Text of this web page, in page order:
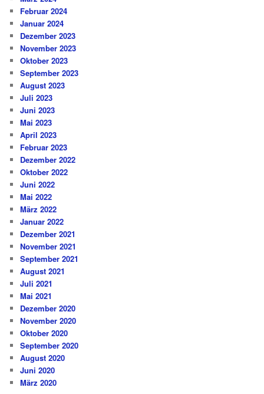
Februar 2024
Januar 2024
Dezember 2023
November 2023
Oktober 2023
September 2023
August 2023
Juli 2023
Juni 2023
Mai 2023
April 2023
Februar 2023
Dezember 2022
Oktober 2022
Juni 2022
Mai 2022
März 2022
Januar 2022
Dezember 2021
November 2021
September 2021
August 2021
Juli 2021
Mai 2021
Dezember 2020
November 2020
Oktober 2020
September 2020
August 2020
Juni 2020
März 2020